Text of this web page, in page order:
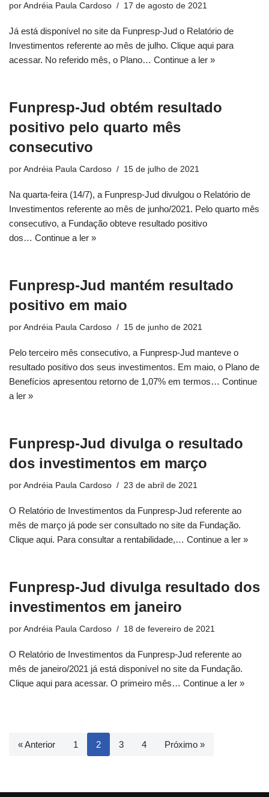
por Andréia Paula Cardoso 17 de agosto de 2021
Já está disponível no site da Funpresp-Jud o Relatório de
Investimentos referente ao mês de julho. Clique aqui para
acessar. No referido mês, o Plano… Continue a ler »
Funpresp-Jud obtém resultado
positivo pelo quarto mês
consecutivo
por Andréia Paula Cardoso 15 de julho de 2021
Na quarta-feira (14/7), a Funpresp-Jud divulgou o Relatório de
Investimentos referente ao mês de junho/2021. Pelo quarto mês
consecutivo, a Fundação obteve resultado positivo
dos… Continue a ler »
Funpresp-Jud mantém resultado
positivo em maio
por Andréia Paula Cardoso 15 de junho de 2021
Pelo terceiro mês consecutivo, a Funpresp-Jud manteve o
resultado positivo dos seus investimentos. Em maio, o Plano de
Benefícios apresentou retorno de 1,07% em termos… Continue
a ler »
Funpresp-Jud divulga o resultado
dos investimentos em março
por Andréia Paula Cardoso 23 de abril de 2021
O Relatório de Investimentos da Funpresp-Jud referente ao
mês de março já pode ser consultado no site da Fundação.
Clique aqui. Para consultar a rentabilidade,… Continue a ler »
Funpresp-Jud divulga resultado dos
investimentos em janeiro
por Andréia Paula Cardoso 18 de fevereiro de 2021
O Relatório de Investimentos da Funpresp-Jud referente ao
mês de janeiro/2021 já está disponível no site da Fundação.
Clique aqui para acessar. O primeiro mês… Continue a ler »
« Anterior 1 2 3 4 Próximo »